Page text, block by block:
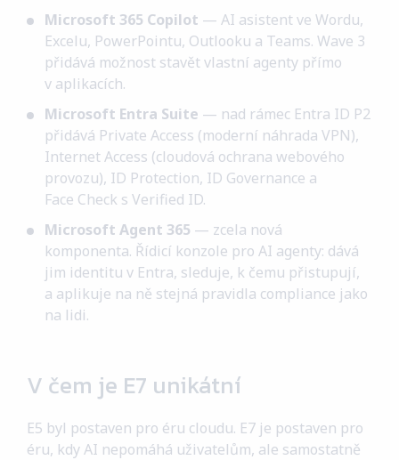
Microsoft 365 Copilot — AI asistent ve Wordu,
Excelu, PowerPointu, Outlooku a Teams. Wave 3
přidává možnost stavět vlastní agenty přímo
v aplikacích.
Microsoft Entra Suite — nad rámec Entra ID P2
přidává Private Access (moderní náhrada VPN),
Internet Access (cloudová ochrana webového
provozu), ID Protection, ID Governance a
Face Check s Verified ID.
Microsoft Agent 365 — zcela nová
komponenta. Řídicí konzole pro AI agenty: dává
jim identitu v Entra, sleduje, k čemu přistupují,
a aplikuje na ně stejná pravidla compliance jako
na lidi.
V čem je E7 unikátní
E5 byl postaven pro éru cloudu. E7 je postaven pro
éru, kdy AI nepomáhá uživatelům, ale samostatně